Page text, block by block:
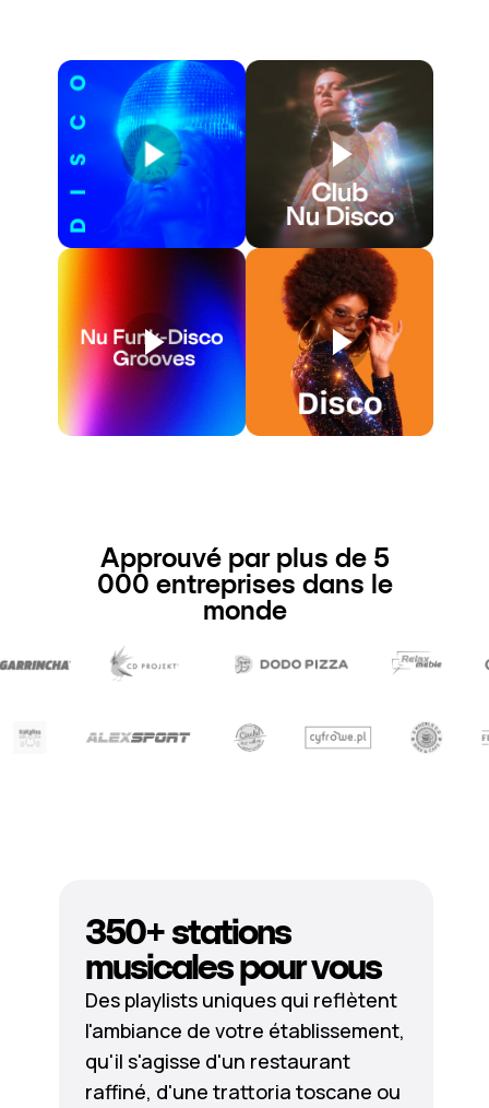
Approuvé par plus de 5
000 entreprises dans le
monde
350+ stations
musicales pour vous
Des playlists uniques qui reflètent
l'ambiance de votre établissement,
qu'il s'agisse d'un restaurant
raffiné, d'une trattoria toscane ou